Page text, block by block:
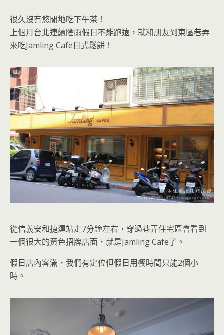
很久沒有悠閒地吃下午茶！
上個月台北連續陰雨假日不能跑遠，就和朋友到東區巷弄
來吃Jamling Cafe日式鬆餅！
從信義安和捷運站走7分鐘左右，穿過巷弄住宅區會看到
一個很大的黃色招牌店面，就是Jamling Cafe了。
假日店內客滿，我們有定位但假日用餐時間只能2個小
時。